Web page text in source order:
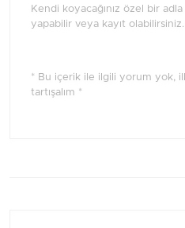
Kendi koyacağınız özel bir
yapabilir veya kayıt olabilirsiniz.
* Bu içerik ile ilgili yorum yok,
tartışalım *